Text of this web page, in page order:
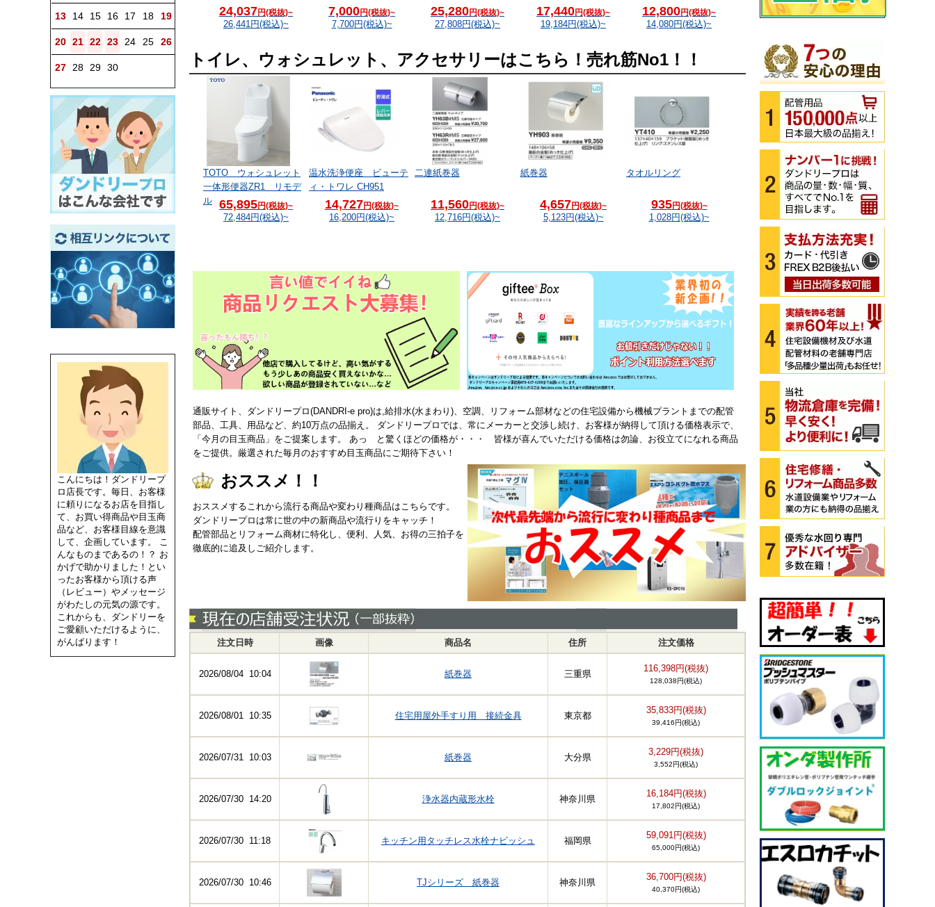
13 14 15 16 17 18 19
20 21 22 23 24 25 26
27 28 29 30
こんにちは！ダンドリープ
ロ店長です。毎日、お客様
に頼りになるお店を目指し
て、お買い得商品や目玉商
品など、お客様目線を意識
して、企画しています。 こ
んなものまであるの！？ お
かげで助かりました！とい
ったお客様から頂ける声
（レビュー）やメッセージ
がわたしの元気の源です。
これからも、ダンドリーを
ご愛顧いただけるように、
がんばります！
円(税抜)~ 12,444円(税抜)~ 24,037円(税抜)~
26,441 円(税込)~
7,000円(税抜)~
7,700円(税込)~
25,280円(税抜)~
27,808円(税込)~
17,440円(税抜)~
19,184円(税込)~
12,800円(税抜)~
14,080円(税込)~
17,680 円(税抜)~ 21,317
トイレ、ウォシュレット、アクセサリーはこちら！売れ筋No1！！
TOTO ウォシュレット
一体形便器ZR1 リモデ
ル
65,895円(税抜)~
72,484円(税込)~
温水洗浄便座 ビューテ
ィ・トワレ CH951
14,727円(税抜)~
16,200円(税込)~
二連紙巻器
11,560円(税抜)~
12,716円(税込)~
紙巻器
4,657円(税抜)~
5,123円(税込)~
タオルリング
935円(税抜)~
1,028円(税込)~
通販サイト、ダンドリープロ(DANDRI-e pro)は,給排水(水まわり)、空調、リフォーム部材などの住宅設備から機械プラントまでの配管
部品、工具、用品など、約10万点の品揃え。 ダンドリープロでは、常にメーカーと交渉し続け、お客様が納得して頂ける価格表示で、
「今月の目玉商品」をご提案します。 あっ と驚くほどの価格が・・・ 皆様が喜んでいただける価格は勿論、お役立てになれる商品
をご提供。厳選された毎月のおすすめ目玉商品にご期待下さい！
おススメ！！
おススメするこれから流行る商品や変わり種商品はこちらです。
ダンドリープロは常に世の中の新商品や流行りをキャッチ！
配管部品とリフォーム商材に特化し、便利、人気、お得の三拍子を
徹底的に追及しご紹介します。
注文日時 画像 商品名 住所 注文価格
2026/08/04 10:04 紙巻器 三重県
116,398円(税抜)
128,038円(税込)
2026/08/01 10:35 住宅用屋外手すり用 接続金具 東京都
35,833円(税抜)
39,416円(税込)
2026/07/31 10:03 紙巻器 大分県
3,229円(税抜)
3,552円(税込)
2026/07/30 14:20 浄水器内蔵形水栓 神奈川県
16,184円(税抜)
17,802円(税込)
2026/07/30 11:18 キッチン用タッチレス水栓ナビッシュ 福岡県
59,091円(税抜)
65,000円(税込)
2026/07/30 10:46 TJシリーズ 紙巻器 神奈川県
36,700円(税抜)
40,370円(税込)